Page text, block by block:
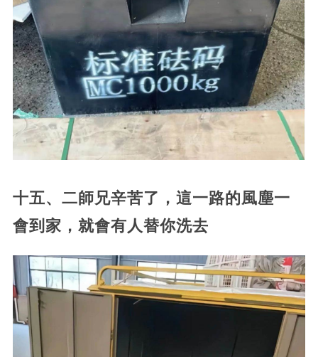
十五、二師兄辛苦了，這一路的風塵一
會到家，就會有人替你洗去